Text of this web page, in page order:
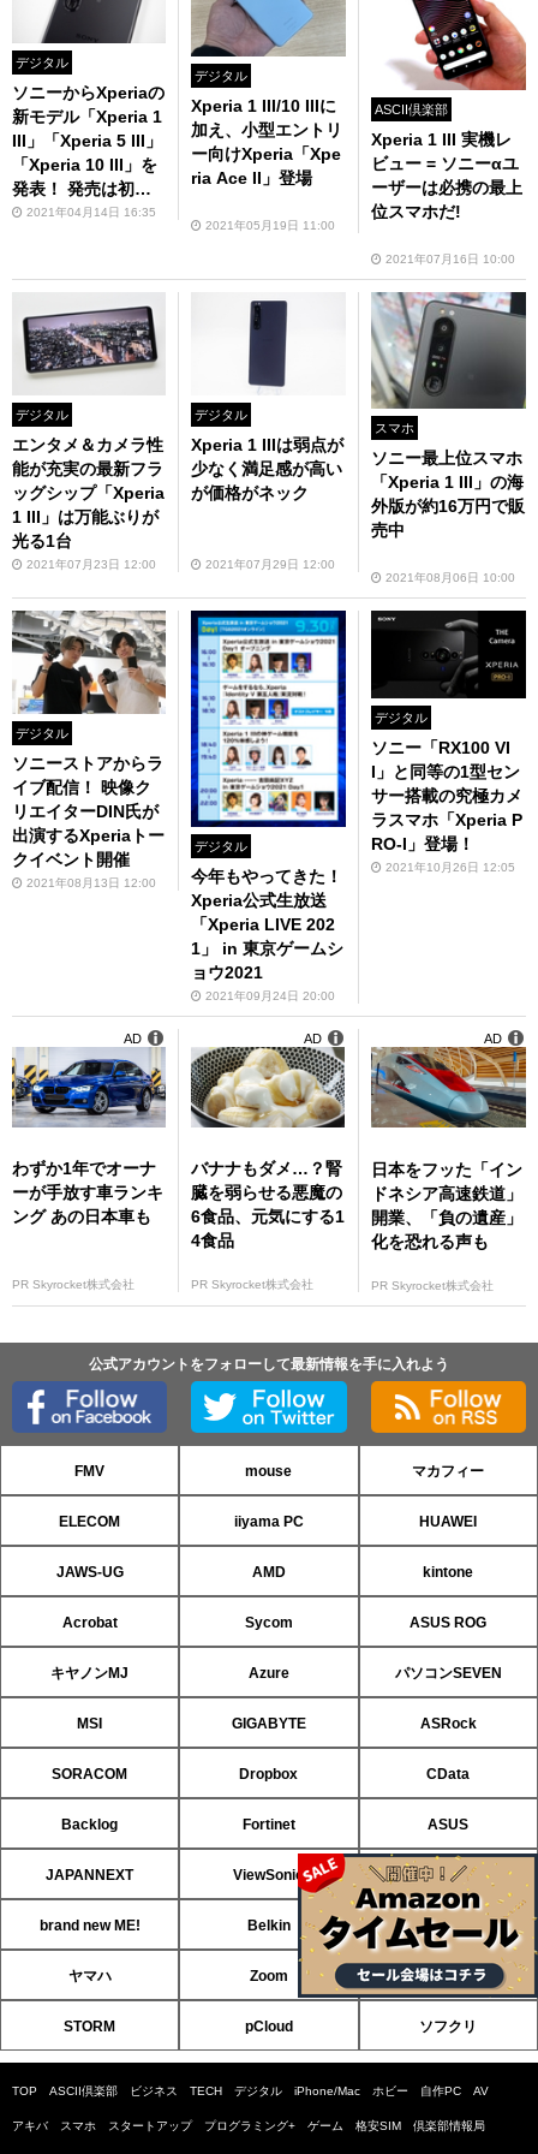
デジタル
ソニーからXperiaの
新モデル「Xperia 1
III」「Xperia 5 III」
「Xperia 10 III」を
発表！ 発売は初夏
以降2021年04月14日 16:35
デジタル
Xperia 1 III/10 IIIに
加え、小型エントリ
ー向けXperia「Xpe
ria Ace II」登場
2021年05月19日 11:00
ASCII倶楽部
Xperia 1 III 実機レ
ビュー = ソニーαユ
ーザーは必携の最上
位スマホだ!
2021年07月16日 10:00
デジタル
エンタメ＆カメラ性
能が充実の最新フラ
ッグシップ「Xperia
1 III」は万能ぶりが
光る1台
2021年07月23日 12:00
デジタル
Xperia 1 IIIは弱点が
少なく満足感が高い
が価格がネック
2021年07月29日 12:00
スマホ
ソニー最上位スマホ
「Xperia 1 III」の海
外版が約16万円で販
売中
2021年08月06日 10:00
デジタル
ソニーストアからラ
イブ配信！ 映像ク
リエイターDIN氏が
出演するXperiaトー
クイベント開催
2021年08月13日 12:00
デジタル
今年もやってきた！
Xperia公式生放送
「Xperia LIVE 202
1」 in 東京ゲームシ
ョウ2021
2021年09月24日 20:00
デジタル
ソニー「RX100 VI
I」と同等の1型セン
サー搭載の究極カメ
ラスマホ「Xperia P
RO-I」登場！
2021年10月26日 12:05
わずか1年でオーナ
ーが手放す車ランキ
ング あの日本車も
PR Skyrocket株式会社
AD
バナナもダメ…？腎
臓を弱らせる悪魔の
6食品、元気にする1
4食品
PR Skyrocket株式会社
AD
日本をフッた「イン
ドネシア高速鉄道」
開業、「負の遺産」
化を恐れる声も
PR Skyrocket株式会社
AD
公式アカウントをフォローして最新情報を手に入れよう
FMV mouse マカフィー
ELECOM iiyama PC HUAWEI
JAWS-UG AMD kintone
Acrobat Sycom ASUS ROG
キヤノンMJ Azure パソコンSEVEN
MSI GIGABYTE ASRock
SORACOM Dropbox CData
Backlog Fortinet ASUS
JAPANNEXT ViewSonic ソフマップ
brand new ME! Belkin HP
ヤマハ Zoom ソフトバンクのIoT
STORM pCloud ソフクリ
TOP ASCII倶楽部 ビジネス TECH デジタル iPhone/Mac ホビー 自作PC AV
アキバ スマホ スタートアップ プログラミング+ ゲーム 格安SIM 倶楽部情報局